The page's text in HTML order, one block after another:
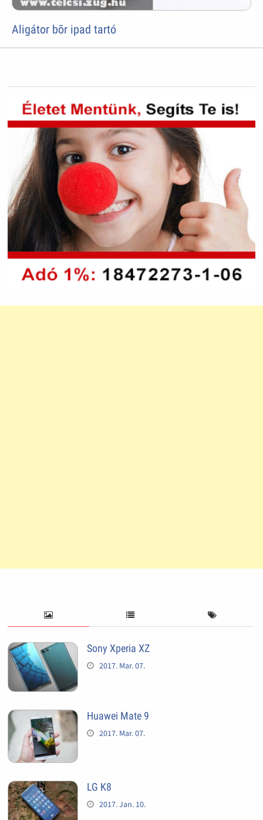
Aligátor bõr ipad tartó
Sony Xperia XZ
2017. Mar. 07.
Huawei Mate 9
2017. Mar. 07.
LG K8
2017. Jan. 10.